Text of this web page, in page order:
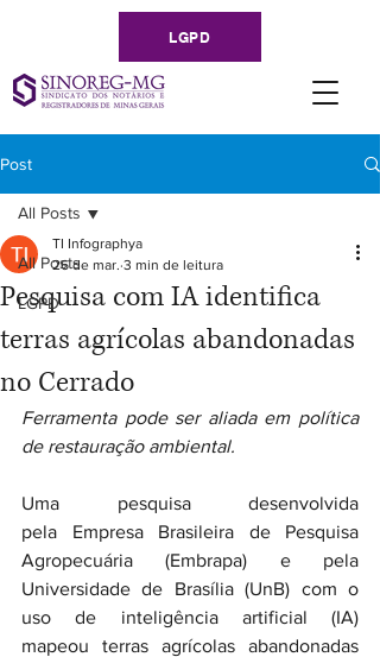
LGPD
Post
All Posts
LGPD
All Posts
Pesquisa com IA identifica
terras agrícolas abandonadas
no Cerrado
TI Infographya
26 de mar. 3 min de leitura
Ferramenta pode ser aliada em política
de restauração ambiental.
Uma pesquisa desenvolvida
pela Empresa Brasileira de Pesquisa
Agropecuária (Embrapa) e pela
Universidade de Brasília (UnB) com o
uso de inteligência artificial (IA)
mapeou terras agrícolas abandonadas